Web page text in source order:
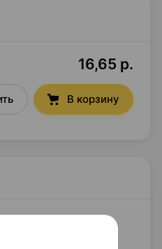
16,65 р.
В корзину